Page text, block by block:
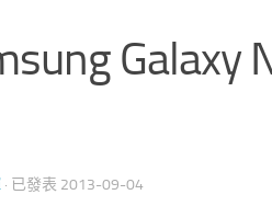
· 已發表 2013-09-04